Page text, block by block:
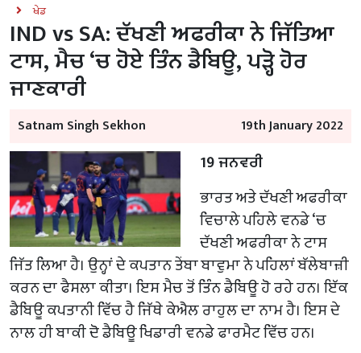
ਖੇਡ
IND vs SA: ਦੱਖਣੀ ਅਫਰੀਕਾ ਨੇ ਜਿੱਤਿਆ
ਟਾਸ, ਮੈਚ ‘ਚ ਹੋਏ ਤਿੰਨ ਡੈਬਿਊ, ਪੜ੍ਹੋ ਹੋਰ
ਜਾਣਕਾਰੀ
Satnam Singh Sekhon 19th January 2022
19 ਜਨਵਰੀ
ਭਾਰਤ ਅਤੇ ਦੱਖਣੀ ਅਫਰੀਕਾ
ਵਿਚਾਲੇ ਪਹਿਲੇ ਵਨਡੇ ‘ਚ
ਦੱਖਣੀ ਅਫਰੀਕਾ ਨੇ ਟਾਸ
ਜਿੱਤ ਲਿਆ ਹੈ। ਉਨ੍ਹਾਂ ਦੇ ਕਪਤਾਨ ਤੇਂਬਾ ਬਾਵੁਮਾ ਨੇ ਪਹਿਲਾਂ ਬੱਲੇਬਾਜ਼ੀ
ਕਰਨ ਦਾ ਫੈਸਲਾ ਕੀਤਾ। ਇਸ ਮੈਚ ਤੋਂ ਤਿੰਨ ਡੈਬਿਊ ਹੋ ਰਹੇ ਹਨ। ਇੱਕ
ਡੈਬਿਊ ਕਪਤਾਨੀ ਵਿੱਚ ਹੈ ਜਿੱਥੇ ਕੇਐਲ ਰਾਹੁਲ ਦਾ ਨਾਮ ਹੈ। ਇਸ ਦੇ
ਨਾਲ ਹੀ ਬਾਕੀ ਦੋ ਡੈਬਿਊ ਖਿਡਾਰੀ ਵਨਡੇ ਫਾਰਮੈਟ ਵਿੱਚ ਹਨ।